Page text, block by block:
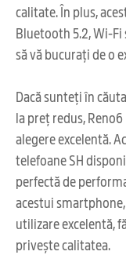
calitate. În plus,
Bluetooth 5.2, Wi-
să vă bucurați de o
Dacă sunteți în
la preț redus,
alegere excelentă.
telefoane SH
perfectă de
acestui
utilizare excelentă,
privește calitatea.